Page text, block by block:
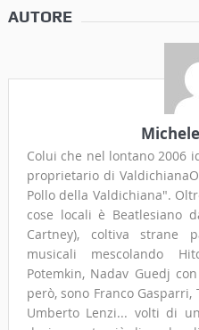
AUTORE
Colui che nel lontano 2006
proprietario di
Pollo della Valdichiana".
cose locali è Beatlesiano
Cartney), coltiva strane
musicali mescolando
Potemkin, Nadav Guedj
però, sono Franco
Umberto Lenzi... volti di